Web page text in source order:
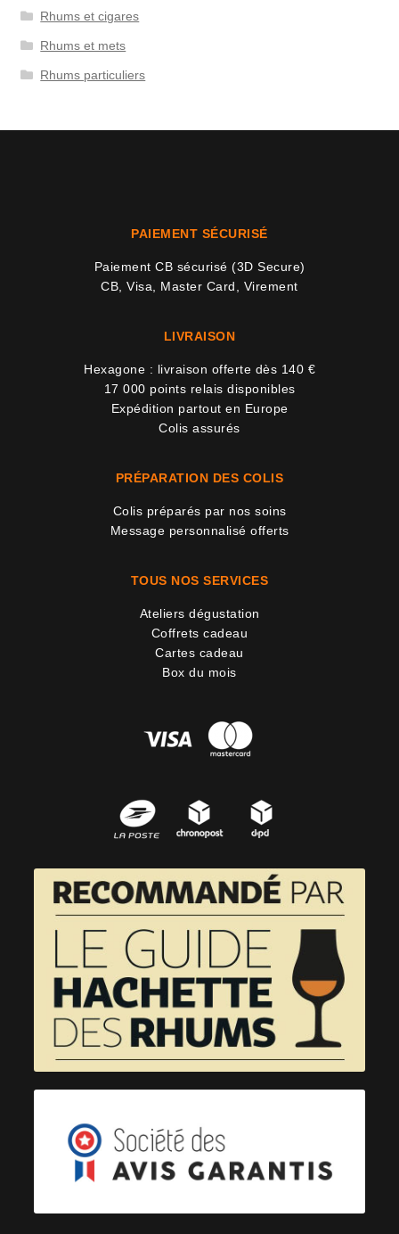
Rhums et cigares
Rhums et mets
Rhums particuliers
PAIEMENT SÉCURISÉ
Paiement CB sécurisé (3D Secure)
CB, Visa, Master Card, Virement
LIVRAISON
Hexagone : livraison offerte dès 140 €
17 000 points relais disponibles
Expédition partout en Europe
Colis assurés
PRÉPARATION DES COLIS
Colis préparés par nos soins
Message personnalisé offerts
TOUS NOS SERVICES
Ateliers dégustation
Coffrets cadeau
Cartes cadeau
Box du mois